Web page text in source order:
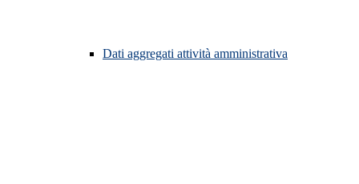
Dati aggregati attività amministrativa